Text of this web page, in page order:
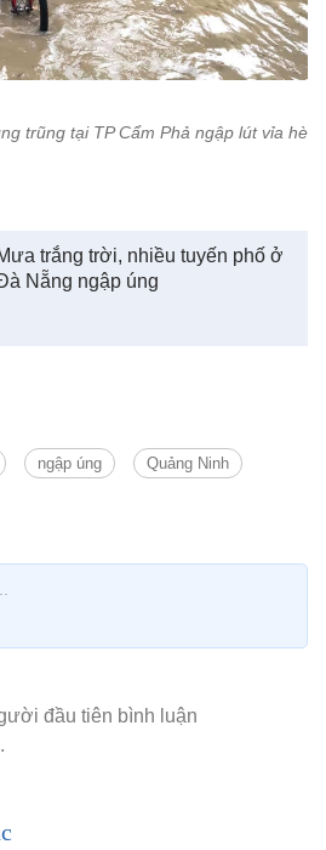
trũng tại TP Cẩm Phả ngập lút vỉa hè
trắng trời, nhiều tuyến phố ở
Nẵng ngập úng
ngập úng Quảng Ninh